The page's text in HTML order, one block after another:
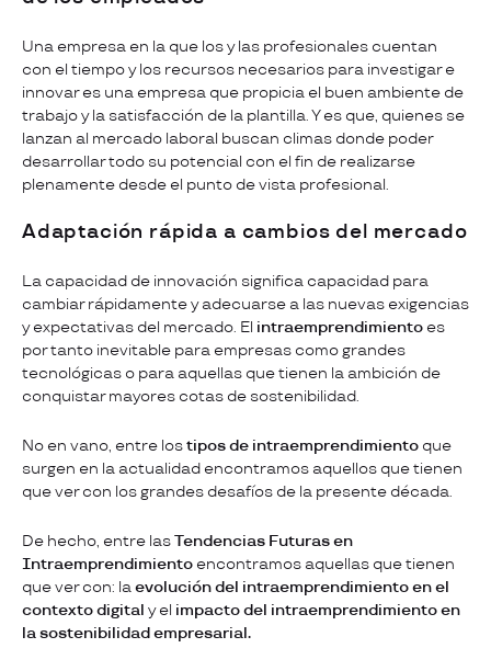
Una empresa en la que los y las profesionales cuentan
con el tiempo y los recursos necesarios para investigar e
innovar es una empresa que propicia el buen ambiente de
trabajo y la satisfacción de la plantilla. Y es que, quienes se
lanzan al mercado laboral buscan climas donde poder
desarrollar todo su potencial con el fin de realizarse
plenamente desde el punto de vista profesional.
Adaptación rápida a cambios del mercado
La capacidad de innovación significa capacidad para
cambiar rápidamente y adecuarse a las nuevas exigencias
y expectativas del mercado. El intraemprendimiento es
por tanto inevitable para empresas como grandes
tecnológicas o para aquellas que tienen la ambición de
conquistar mayores cotas de sostenibilidad.
No en vano, entre lostipos de intraemprendimiento que
surgen en la actualidad encontramos aquellos que tienen
que ver con los grandes desafíos de la presente década.
De hecho, entre lasTendencias Futuras en
Intraemprendimiento encontramos aquellas que tienen
que ver con: laevolución del intraemprendimiento en el
contexto digital y el impacto del intraemprendimiento en
la sostenibilidad empresarial.